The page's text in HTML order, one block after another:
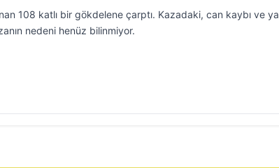
108 katlı bir gökdelene çarptı. Kazadaki, can kaybı ve
nedeni henüz bilinmiyor.